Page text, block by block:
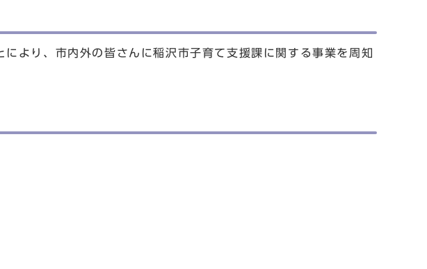
より、市内外の皆さんに稲沢市子育て支援課に関する事業を周知